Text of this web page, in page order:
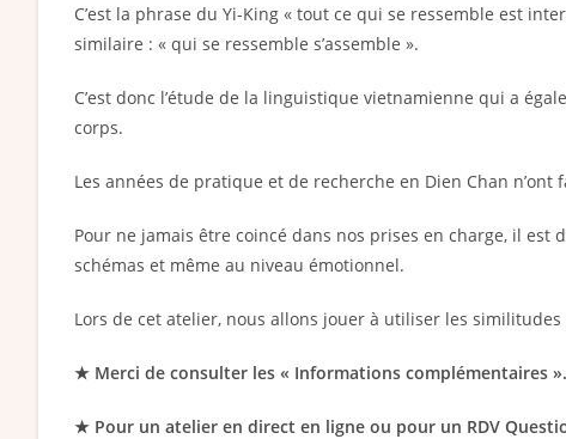
C’est la phrase du Yi-King « tout ce qui se ressemble est
similaire : « qui se ressemble s’assemble ».
C’est donc l’étude de la linguistique vietnamienne qui a
corps.
Les années de pratique et de recherche en Dien Chan
Pour ne jamais être coincé dans nos prises en charge, il
schémas et même au niveau émotionnel.
Lors de cet atelier, nous allons jouer à utiliser les
★ Merci de consulter les « Informations complémentaires ».
★ Pour un atelier en direct en ligne ou pour un RDV